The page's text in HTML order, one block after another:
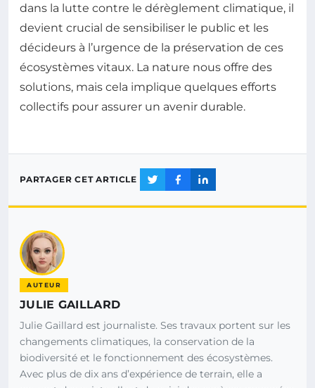
dans la lutte contre le dérèglement climatique, il
devient crucial de sensibiliser le public et les
décideurs à l’urgence de la préservation de ces
écosystèmes vitaux. La nature nous offre des
solutions, mais cela implique quelques efforts
collectifs pour assurer un avenir durable.
PARTAGER CET ARTICLE
AUTEUR
JULIE GAILLARD
Julie Gaillard est journaliste. Ses travaux portent sur les
changements climatiques, la conservation de la
biodiversité et le fonctionnement des écosystèmes.
Avec plus de dix ans d’expérience de terrain, elle a